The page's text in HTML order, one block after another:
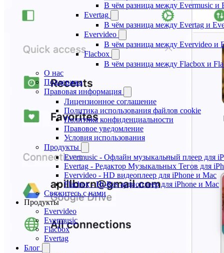
В чём разница между Evermusic и
Evertag
В чём разница между Evertag и
Evervideo
В чём разница между Evervideo и
Flacbox
В чём разница между Flacbox и
О нас
Поддержка
Правовая информация
Лицензионное соглашение
Политика использования файлов cookie
Политика конфиденциальности
Правовое уведомление
Условия использования
Продукты
Evermusic - Офлайн музыкальный плеер для
Evertag - Редактор Музыкальных Тегов для
Evervideo - HD видеоплеер для iPhone и Mac
Flacbox - Hi-Res аудиоплеер для iPhone и Mac
Свяжитесь с нами
Продукты
Evervideo
Evermusic
Flacbox
Evertag
Блог